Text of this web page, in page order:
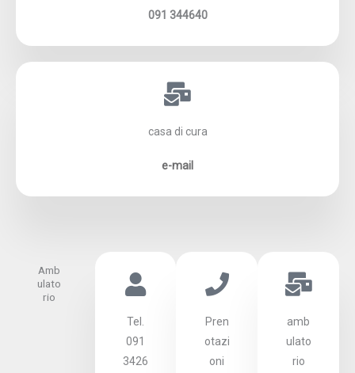
091 344640
casa di cura
e-mail
Amb
ulato
rio
Tel.
091
3426
Pren
otazi
oni
amb
ulato
rio